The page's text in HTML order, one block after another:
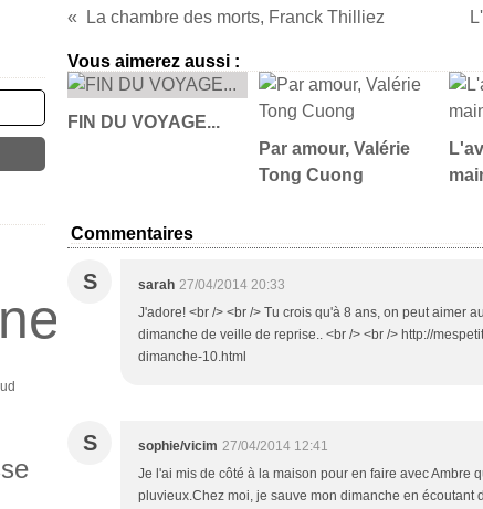
La chambre des morts, Franck Thilliez
Vous aimerez aussi :
FIN DU VOYAGE...
Par amour, Valérie
Tong Cuong
Commentaires
S sarah 27/04/2014 20:33
J'adore! <br /> <br /> Tu crois qu'à 8 ans, on peut aimer
dimanche de veille de reprise.. <br /> <br /> http://
dimanche-10.html
S sophie/vicim 27/04/2014 12:41
Je l'ai mis de côté à la maison pour en faire avec Ambre
pluvieux.Chez moi, je sauve mon dimanche en écoutant